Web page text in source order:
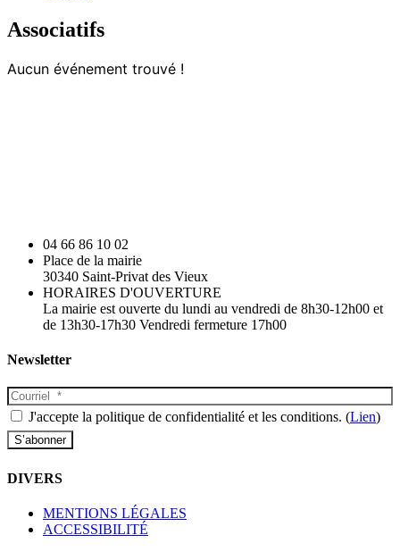
Associatifs
Aucun événement trouvé !
04 66 86 10 02
Place de la mairie
30340 Saint-Privat des Vieux
HORAIRES D'OUVERTURE
La mairie est ouverte du lundi au vendredi de 8h30-12h00 et
de 13h30-17h30 Vendredi fermeture 17h00
Newsletter
J'accepte la politique de confidentialité et les conditions. (Lien)
DIVERS
MENTIONS LÉGALES
ACCESSIBILITÉ